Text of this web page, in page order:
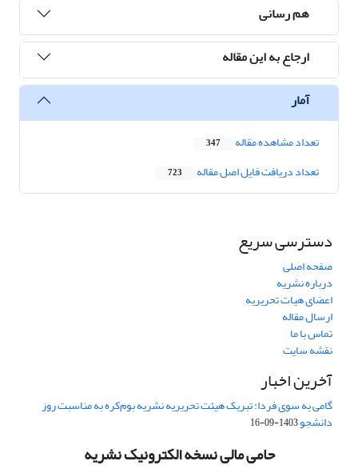
هم رسانی
ارجاع به این مقاله
آمار
تعداد مشاهده مقاله 347
تعداد دریافت فایل اصل مقاله 723
دسترسی سریع
صفحه اصلی
درباره نشریه
اعضای هیات تحریریه
ارسال مقاله
تماس با ما
نقشه سایت
آخرین اخبار
گامی به سوی فردا: تبریک هیئت تحریریه نشریه بوم‌کره به مناسبت روز
دانشجو1403-09-16
حامی مالی نسخه الکترونیک نشریه